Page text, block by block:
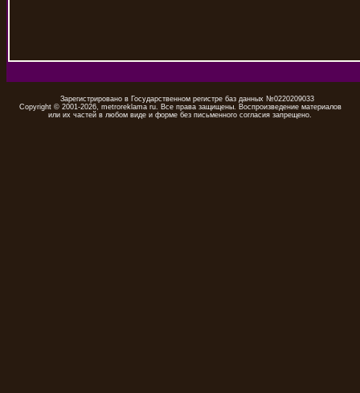
Зарегистрировано в Государственном регистре баз данных №0220209033
Copyright © 2001-2026, metroreklama ru. Все права защищены. Воспроизведение материалов
или их частей в любом виде и форме без письменного согласия запрещено.